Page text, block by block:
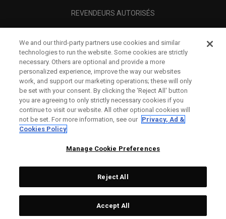
REVENDEURS AUTORISÉS
A PROPOS
MENTIONS LÉGALES
Topgolf Callaway Brands.
All rights reserved.
We and our third-party partners use cookies and similar
technologies to run the website. Some cookies are strictly
necessary. Others are optional and provide a more
personalized experience, improve the way our websites
work, and support our marketing operations; these will only
be set with your consent. By clicking the ‘Reject All' button
you are agreeing to only strictly necessary cookies if you
continue to visit our website. All other optional cookies will
not be set. For more information, see our Privacy, Ad &
Cookies Policy
Manage Cookie Preferences
Reject All
Accept All